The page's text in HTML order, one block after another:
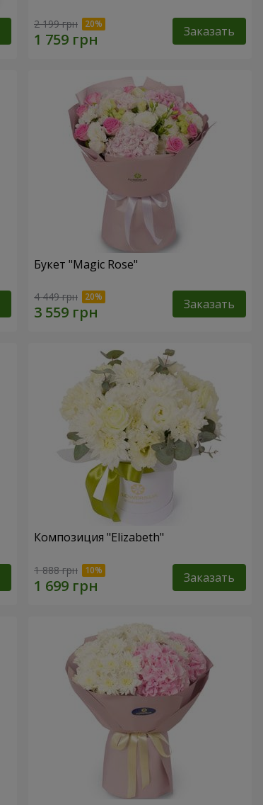
2 199 грн Заказать
Букет "Magic Rose"
4 449 грн Заказать
Композиция "Elizabeth"
1 888 грн Заказать